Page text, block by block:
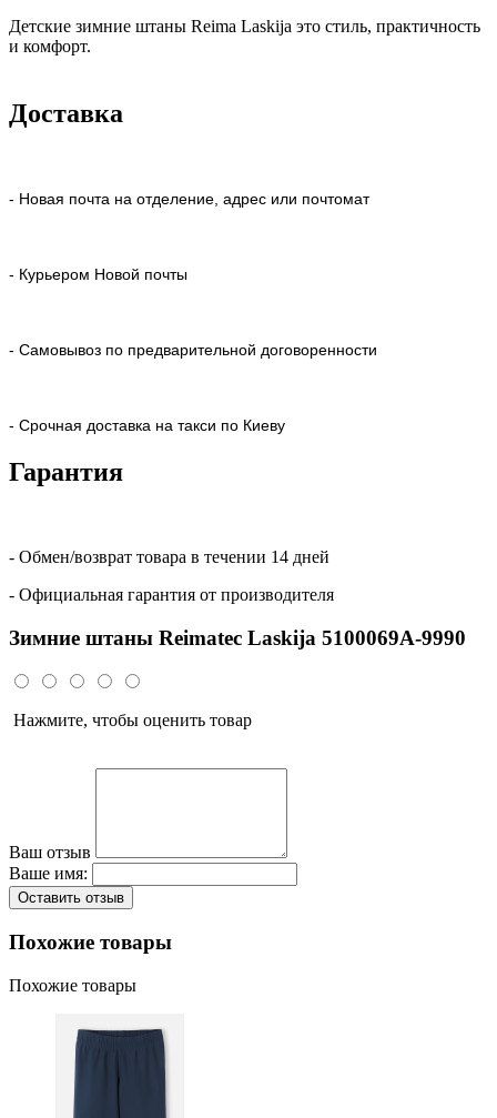
Детские зимние штаны Reima Laskija это стиль, практичность
и комфорт.
Доставка
- Новая почта на отделение, адрес или почтомат
- Курьером Новой почты
- Самовывоз по предварительной договоренности
- Срочная доставка на такси по Киеву
Гарантия
- Обмен/возврат товара в течении 14 дней
- Официальная гарантия от производителя
Зимние штаны Reimatec Laskija 5100069A-9990
Нажмите, чтобы оценить товар
Ваш отзыв
Ваше имя:
Оставить отзыв
Похожие товары
Похожие товары